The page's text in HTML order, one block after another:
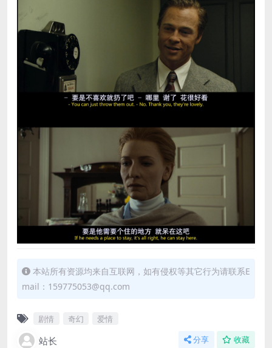
本站所有资源均来自互联网，如有侵权等其它行为请联系E
mail：159775053@qq.com
剧情 奇幻 爱情
站长 分享 收藏